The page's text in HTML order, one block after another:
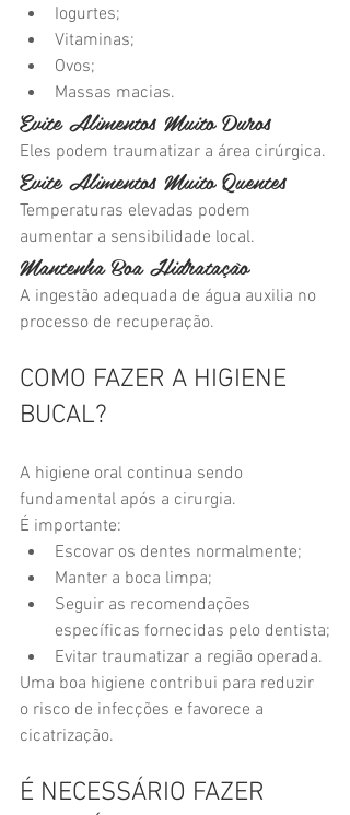
Iogurtes;
Vitaminas;
Ovos;
Massas macias.
Evite Alimentos Muito Duros
Eles podem traumatizar a área cirúrgica.
Evite Alimentos Muito Quentes
Temperaturas elevadas podem
aumentar a sensibilidade local.
Mantenha Boa Hidratação
A ingestão adequada de água auxilia no
processo de recuperação.
COMO FAZER A HIGIENE
BUCAL?
A higiene oral continua sendo
fundamental após a cirurgia.
É importante:
Escovar os dentes normalmente;
Manter a boca limpa;
Seguir as recomendações
específicas fornecidas pelo dentista;
Evitar traumatizar a região operada.
Uma boa higiene contribui para reduzir
o risco de infecções e favorece a
cicatrização.
É NECESSÁRIO FAZER